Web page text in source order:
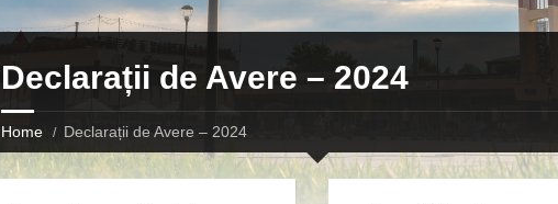
Declarații de Avere – 2024
Home Declarații de Avere – 2024